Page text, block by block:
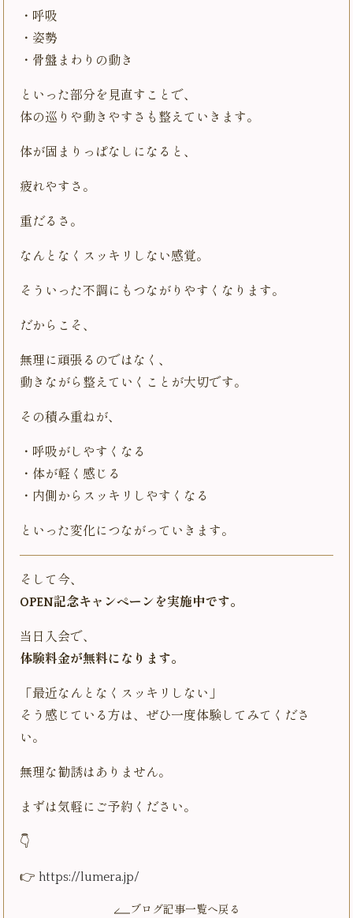
・呼吸
・姿勢
・骨盤まわりの動き
といった部分を見直すことで、
体の巡りや動きやすさも整えていきます。
体が固まりっぱなしになると、
疲れやすさ。
重だるさ。
なんとなくスッキリしない感覚。
そういった不調にもつながりやすくなります。
だからこそ、
無理に頑張るのではなく、
動きながら整えていくことが大切です。
その積み重ねが、
・呼吸がしやすくなる
・体が軽く感じる
・内側からスッキリしやすくなる
といった変化につながっていきます。
そして今、
OPEN記念キャンペーンを実施中です。
当日入会で、
体験料金が無料になります。
「最近なんとなくスッキリしない」
そう感じている方は、ぜひ一度体験してみてくださ
い。
無理な勧誘はありません。
まずは気軽にご予約ください。
👇
👉 https://lumera.jp/
ブログ記事一覧へ戻る